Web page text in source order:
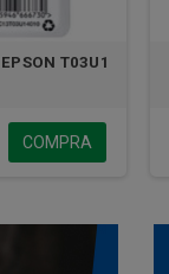
T03U1
COMPRA